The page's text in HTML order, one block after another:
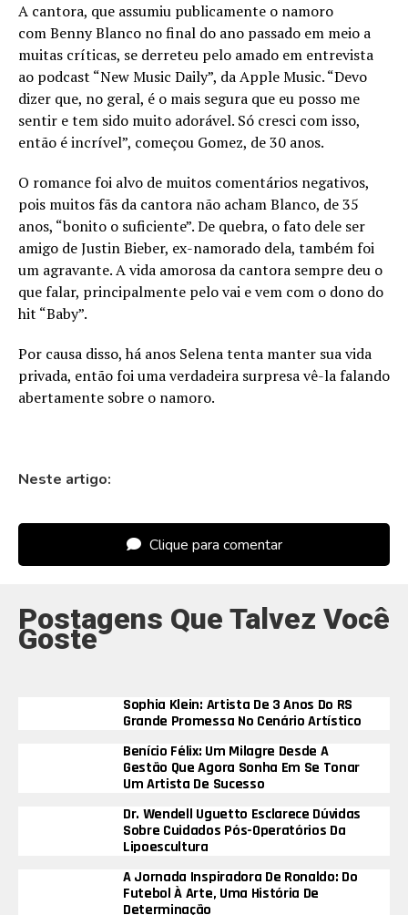
A cantora, que assumiu publicamente o namoro
com Benny Blanco no final do ano passado em meio a
muitas críticas, se derreteu pelo amado em entrevista
ao podcast “New Music Daily”, da Apple Music. “Devo
dizer que, no geral, é o mais segura que eu posso me
sentir e tem sido muito adorável. Só cresci com isso,
então é incrível”, começou Gomez, de 30 anos.
O romance foi alvo de muitos comentários negativos,
pois muitos fãs da cantora não acham Blanco, de 35
anos, “bonito o suficiente”. De quebra, o fato dele ser
amigo de Justin Bieber, ex-namorado dela, também foi
um agravante. A vida amorosa da cantora sempre deu o
que falar, principalmente pelo vai e vem com o dono do
hit “Baby”.
Por causa disso, há anos Selena tenta manter sua vida
privada, então foi uma verdadeira surpresa vê-la falando
abertamente sobre o namoro.
Neste artigo:
Clique para comentar
Postagens Que Talvez Você
Goste
Sophia Klein: Artista De 3 Anos Do RS
Grande Promessa No Cenário Artístico
Benício Félix: Um Milagre Desde A
Gestão Que Agora Sonha Em Se Tonar
Um Artista De Sucesso
Dr. Wendell Uguetto Esclarece Dúvidas
Sobre Cuidados Pós-Operatórios Da
Lipoescultura
A Jornada Inspiradora De Ronaldo: Do
Futebol À Arte, Uma História De
Determinação